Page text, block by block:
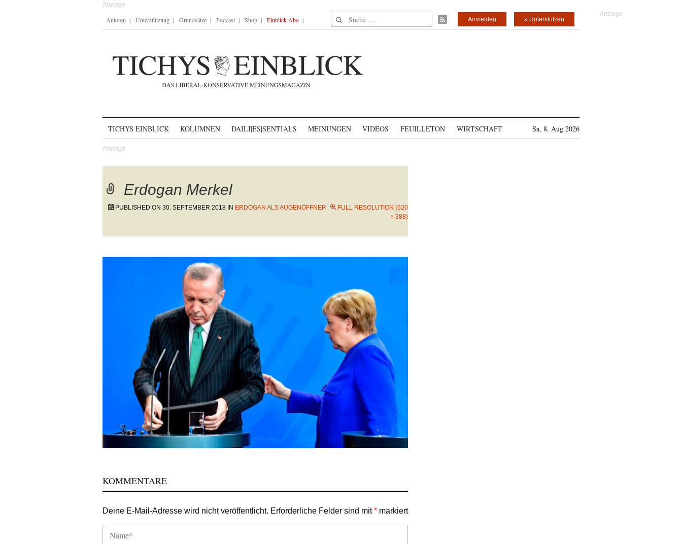
Autoren Unterstützung Grundsätze Podcast Shop Einblick-Abo Suche nach: » Unterstützen
Anmelden
TICHYS EINBLICK KOLUMNEN DAILI|ES|SENTIALS MEINUNGEN VIDEOS FEUILLETON WIRTSCHAFT Sa, 8. Aug 2026
Erdogan Merkel
PUBLISHED ON 30. SEPTEMBER 2018 IN ERDOGAN ALS AUGENÖFFNER
FULL RESOLUTION (620
× 388)
KOMMENTARE
Deine E-Mail-Adresse wird nicht veröffentlicht. Erforderliche Felder sind mit* markiert